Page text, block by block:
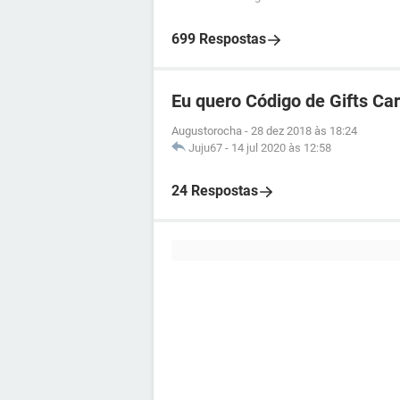
699 Respostas
Eu quero Código de Gifts
Augustorocha - 28 dez 2018 às 18:24
Juju67 - 14 jul 2020 às 12:58
24 Respostas